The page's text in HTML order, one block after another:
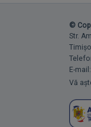
©
Str.
E-
Vă